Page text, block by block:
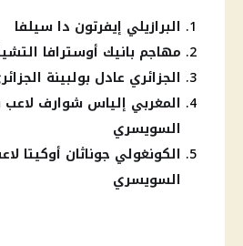
البرازيلي إيفرتون دا سيلفا
مهاجم بانيك أوسترافا
الجزائري عادل بولبينة
المغربي إلياس شوارف
السويسري
الكونغولي جوناثان أوكيتا
السويسري